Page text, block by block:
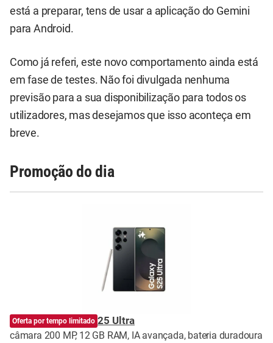
está a preparar, tens de usar a aplicação do Gemini
para Android.
Como já referi, este novo comportamento ainda está
em fase de testes. Não foi divulgada nenhuma
previsão para a sua disponibilização para todos os
utilizadores, mas desejamos que isso aconteça em
breve.
Promoção do dia
Samsung Galaxy S25 Ultra
câmara 200 MP, 12 GB RAM, IA avançada, bateria duradoura
Oferta por tempo limitado